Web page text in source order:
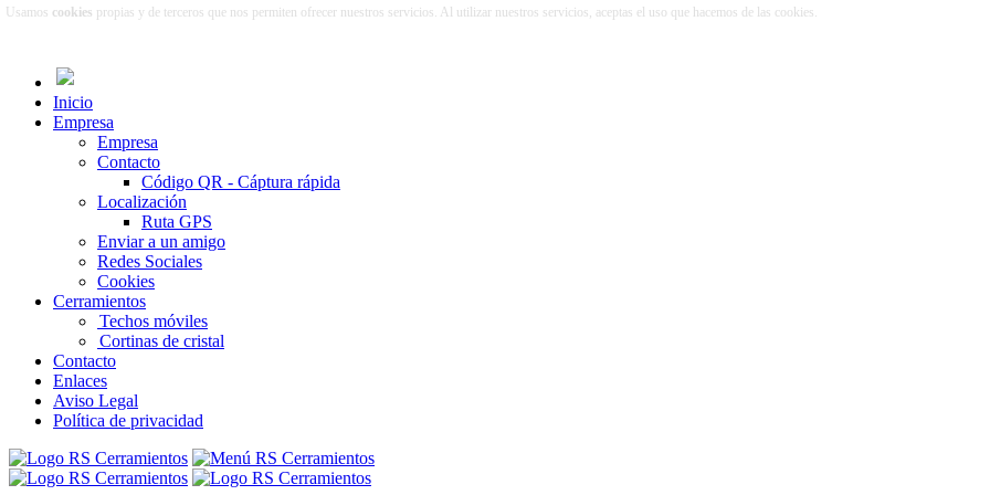
Inicio
Empresa
Empresa
Contacto
Código QR - Cáptura rápida
Localización
Ruta GPS
Enviar a un amigo
Redes Sociales
Cookies
Cerramientos
Techos móviles
Cortinas de cristal
Contacto
Enlaces
Aviso Legal
Política de privacidad
Usamos cookies propias y de terceros que nos permiten ofrecer nuestros servicios. Al utilizar nuestros servicios, aceptas el uso que hacemos de las cookies.